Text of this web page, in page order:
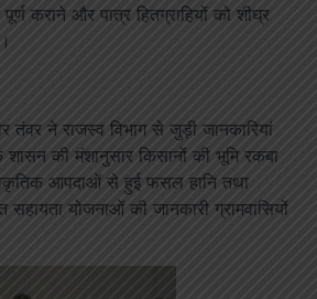
कराने और पात्र हितग्राहियों को शीघ्र
तंवर ने राजस्व विभाग से जुड़ी जानकारियां
की मंशानुसार किसानों की भूमि रकबा
आपदाओं से हुई फसल हानि तथा
योजनाओं की जानकारी ग्रामवासियों